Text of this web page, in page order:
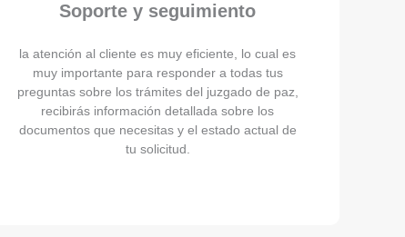
Soporte y seguimiento
la atención al cliente es muy eficiente, lo cual es
muy importante para responder a todas tus
preguntas sobre los trámites del juzgado de paz,
recibirás información detallada sobre los
documentos que necesitas y el estado actual de
tu solicitud.